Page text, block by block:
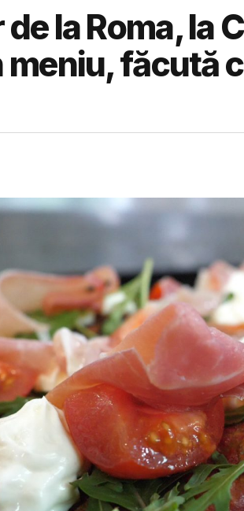
de la Roma, la
meniu, făcută